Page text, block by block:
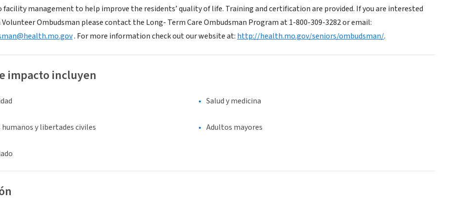
facility management to help improve the residents’ quality of life. Training and certification are provided. If you are interested
Ombudsman please contact the Long- Term Care Ombudsman Program at 1-800-309-3282 or email:
. For more information check out our website at: http://health.mo.gov/seniors/ombudsman/.
impacto incluyen
Salud y medicina
humanos y libertades civiles Adultos mayores